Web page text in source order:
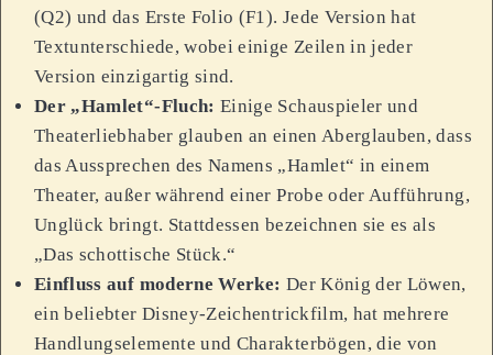
(Q2) und das Erste Folio (F1). Jede Version hat
Textunterschiede, wobei einige Zeilen in jeder
Version einzigartig sind.
Der „Hamlet“-Fluch: Einige Schauspieler und
Theaterliebhaber glauben an einen Aberglauben, dass
das Aussprechen des Namens „Hamlet“ in einem
Theater, außer während einer Probe oder Aufführung,
Unglück bringt. Stattdessen bezeichnen sie es als
„Das schottische Stück.“
Einfluss auf moderne Werke: Der König der Löwen,
ein beliebter Disney-Zeichentrickfilm, hat mehrere
Handlungselemente und Charakterbögen, die von